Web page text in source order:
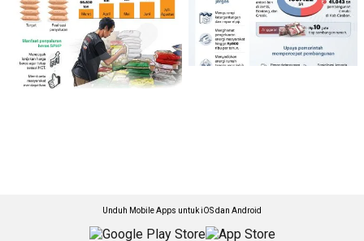
Unduh Mobile Apps untuk iOS dan Android